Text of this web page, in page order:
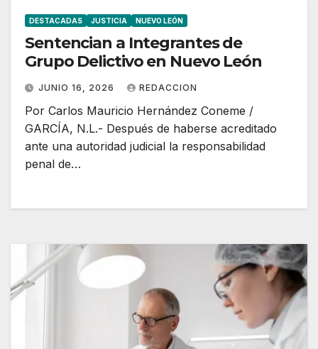
DESTACADAS JUSTICIA NUEVO LEÓN
Sentencian a Integrantes de
Grupo Delictivo en Nuevo León
JUNIO 16, 2026 REDACCION
Por Carlos Mauricio Hernández Coneme /
GARCÍA, N.L.- Después de haberse acreditado
ante una autoridad judicial la responsabilidad
penal de…